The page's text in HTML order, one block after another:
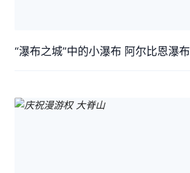
“瀑布之城”中的小瀑布 阿尔比恩瀑布